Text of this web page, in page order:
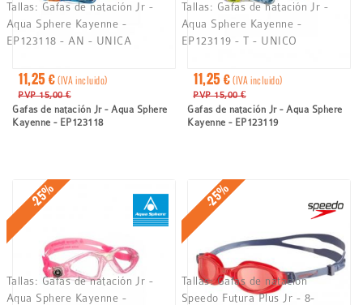
11,25 €(IVA incluido)
PVP 15,00 €
Gafas de natación Jr - Aqua Sphere
Kayenne - EP123118
Tallas: Gafas de natación Jr -
Aqua Sphere Kayenne -
EP123118 - AN - UNICA
11,25 €(IVA incluido)
PVP 15,00 €
Gafas de natación Jr - Aqua Sphere
Kayenne - EP123119
Tallas: Gafas de natación Jr -
Aqua Sphere Kayenne -
EP123119 - T - UNICO
-25%
Tallas: Gafas de natación Jr -
Aqua Sphere Kayenne -
-25%
Tallas:Gafas de natación
Speedo Futura Plus Jr - 8-